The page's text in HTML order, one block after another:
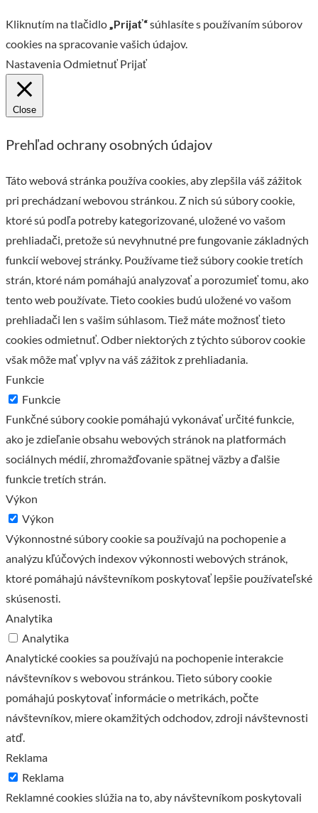
Kliknutím na tlačidlo„Prijať“súhlasíte s používaním súborov
cookies na spracovanie vašich údajov.
NastaveniaOdmietnuť Prijať
Close
Prehľad ochrany osobných údajov
Táto webová stránka používa cookies, aby zlepšila váš zážitok
pri prechádzaní webovou stránkou. Z nich sú súbory cookie,
ktoré sú podľa potreby kategorizované, uložené vo vašom
prehliadači, pretože sú nevyhnutné pre fungovanie základných
funkcií webovej stránky. Používame tiež súbory cookie tretích
strán, ktoré nám pomáhajú analyzovať a porozumieť tomu, ako
tento web používate. Tieto cookies budú uložené vo vašom
prehliadači len s vašim súhlasom. Tiež máte možnosť tieto
cookies odmietnuť. Odber niektorých z týchto súborov cookie
však môže mať vplyv na váš zážitok z prehliadania.
Funkcie
Funkcie
Funkčné súbory cookie pomáhajú vykonávať určité funkcie,
ako je zdieľanie obsahu webových stránok na platformách
sociálnych médií, zhromažďovanie spätnej väzby a ďalšie
funkcie tretích strán.
Výkon
Výkon
Výkonnostné súbory cookie sa používajú na pochopenie a
analýzu kľúčových indexov výkonnosti webových stránok,
ktoré pomáhajú návštevníkom poskytovať lepšie používateľské
skúsenosti.
Analytika
Analytika
Analytické cookies sa používajú na pochopenie interakcie
návštevníkov s webovou stránkou. Tieto súbory cookie
pomáhajú poskytovať informácie o metrikách, počte
návštevníkov, miere okamžitých odchodov, zdroji návštevnosti
atď.
Reklama
Reklama
Reklamné cookies slúžia na to, aby návštevníkom poskytovali